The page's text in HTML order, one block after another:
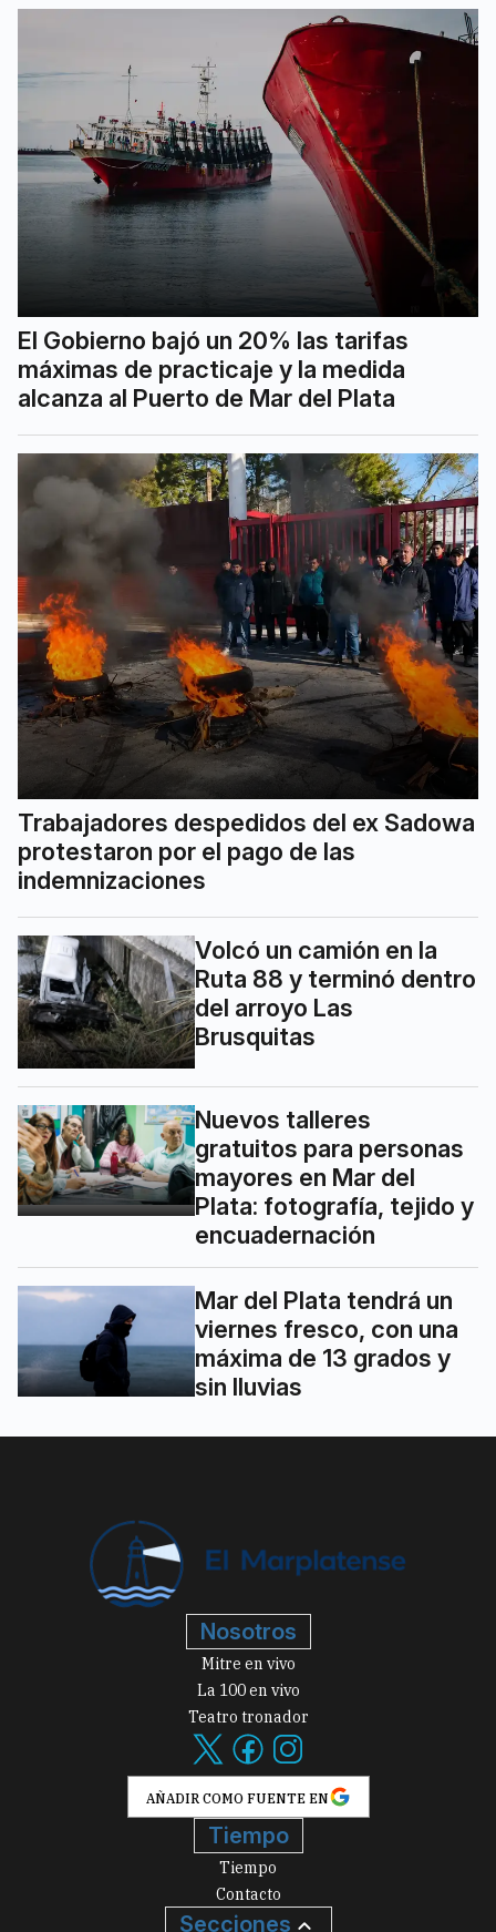
El Gobierno bajó un 20% las tarifas
máximas de practicaje y la medida
alcanza al Puerto de Mar del Plata
Trabajadores despedidos del ex Sadowa
protestaron por el pago de las
indemnizaciones
Volcó un camión en la
Ruta 88 y terminó dentro
del arroyo Las
Brusquitas
Nuevos talleres
gratuitos para personas
mayores en Mar del
Plata: fotografía, tejido y
encuadernación
Mar del Plata tendrá un
viernes fresco, con una
máxima de 13 grados y
sin lluvias
Nosotros
Mitre en vivo
La 100 en vivo
Teatro tronador
AÑADIR COMO FUENTE EN
Tiempo
Tiempo
Contacto
Secciones